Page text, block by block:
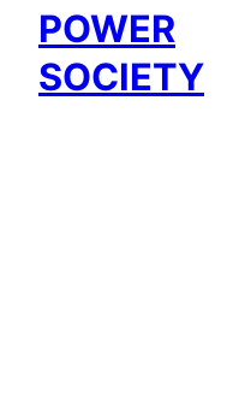
POWER
SOCIETY